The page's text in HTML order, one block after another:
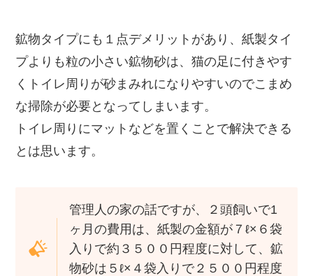
鉱物タイプにも１点デメリットがあり、紙製タイ
プよりも粒の小さい鉱物砂は、猫の足に付きやす
くトイレ周りが砂まみれになりやすいのでこまめ
な掃除が必要となってしまいます。
トイレ周りにマットなどを置くことで解決できる
とは思います。
管理人の家の話ですが、２頭飼いで1
ヶ月の費用は、紙製の金額が７ℓ×６袋
入りで約３５００円程度に対して、鉱
物砂は５ℓ×４袋入りで２５００円程度